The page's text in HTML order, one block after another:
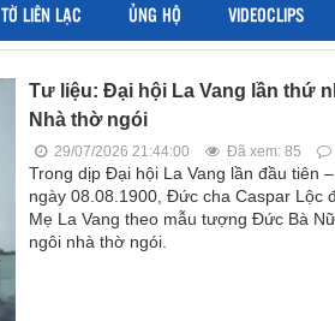
TỜ LIÊN LẠC ỦNG HỘ VIDEOCLIPS
Tư liệu: Đại hội La Vang lần thứ
Nhà thờ ngói
29/07/2026 21:44:00 Đã xem: 85
Trong dịp Đại hội La Vang lần đầu tiên
ngày 08.08.1900, Đức cha Caspar
Mẹ La Vang theo mẫu tượng Đức Bà
ngôi nhà thờ ngói.